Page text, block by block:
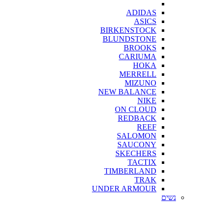
ADIDAS
ASICS
BIRKENSTOCK
BLUNDSTONE
BROOKS
CARIUMA
HOKA
MERRELL
MIZUNO
NEW BALANCE
NIKE
ON CLOUD
REDBACK
REEF
SALOMON
SAUCONY
SKECHERS
TACTIX
TIMBERLAND
TRAK
UNDER ARMOUR
נשים